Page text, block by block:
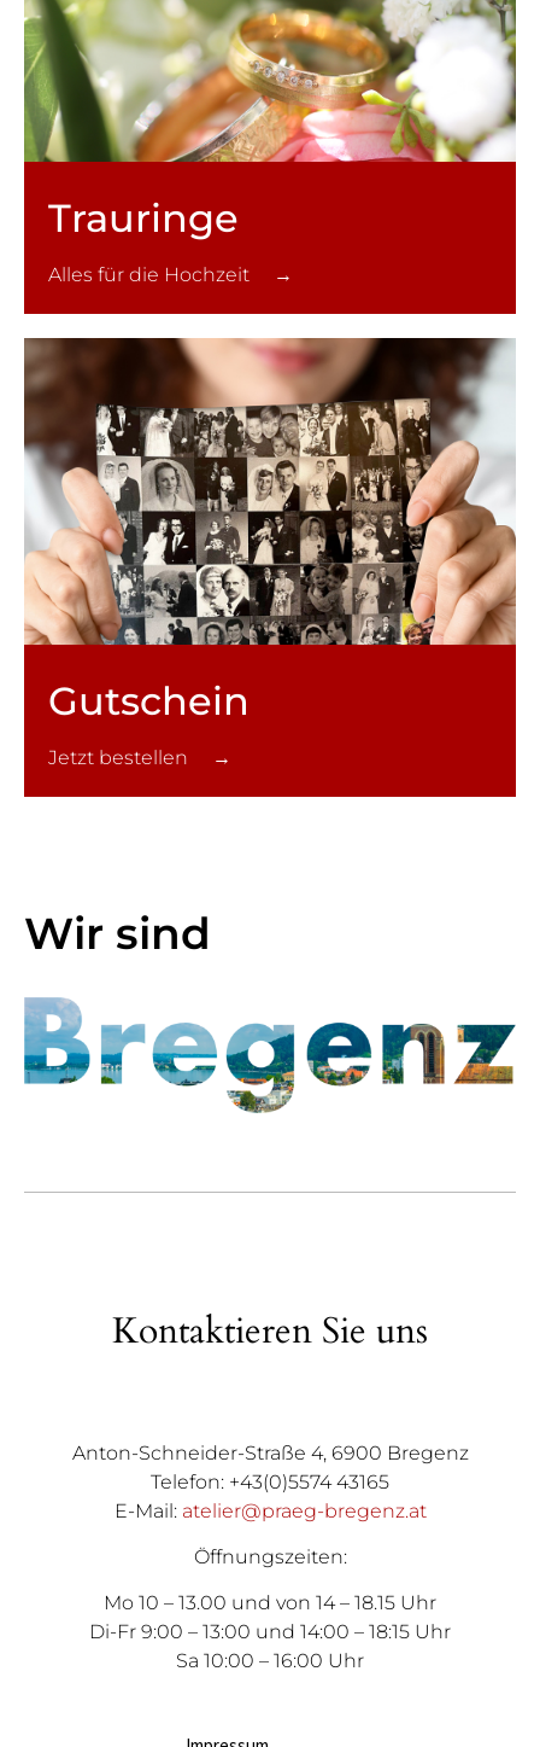
Trauringe
Alles für die Hochzeit →
Gutschein
Jetzt bestellen →
Wir sind
Kontaktieren Sie uns
Anton-Schneider-Straße 4, 6900 Bregenz
Telefon: +43(0)5574 43165
E-Mail: atelier@praeg-bregenz.at
Öffnungszeiten:
Mo 10 – 13.00 und von 14 – 18.15 Uhr
Di-Fr 9:00 – 13:00 und 14:00 – 18:15 Uhr
Sa 10:00 – 16:00 Uhr